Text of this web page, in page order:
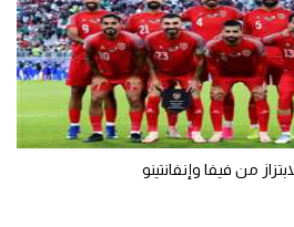
من فيفا وإنفانتينو